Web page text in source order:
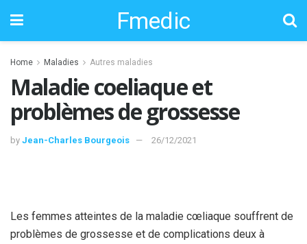
Fmedic
Home Maladies Autres maladies
Maladie coeliaque et
problèmes de grossesse
by Jean-Charles Bourgeois 26/12/2021
Les femmes atteintes de la maladie cœliaque souffrent de
problèmes de grossesse et de complications deux à